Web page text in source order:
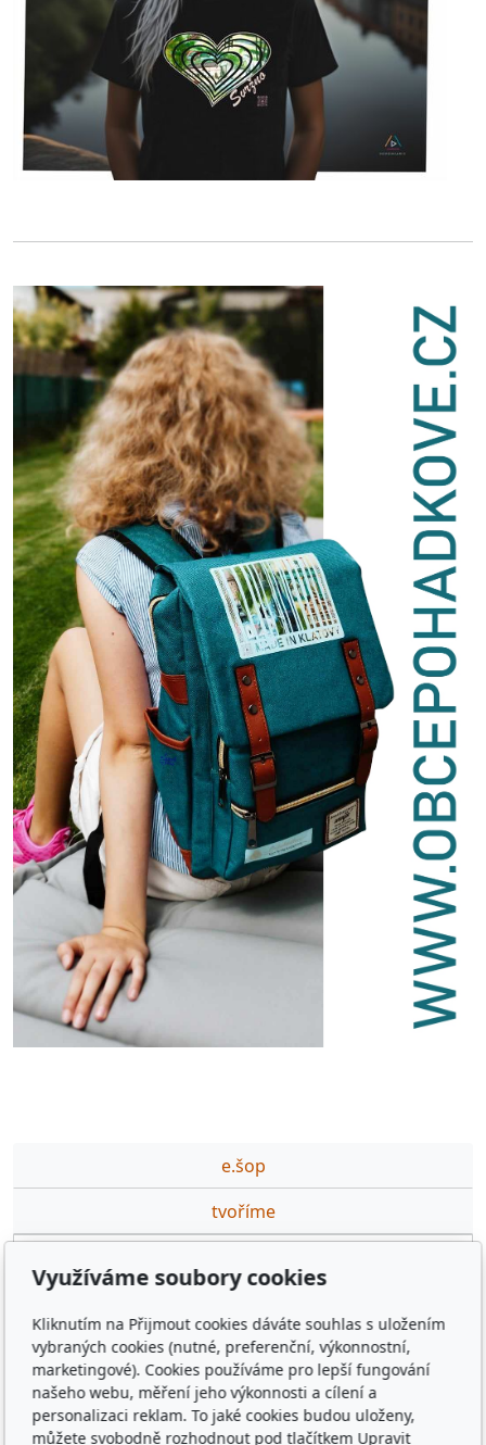
e.šop
tvoříme
ceník DTP,GFX prací
výuka·na·míru
kontakt
Využíváme soubory cookies
Kliknutím na Přijmout cookies dáváte souhlas s uložením
vybraných cookies (nutné, preferenční, výkonnostní,
marketingové). Cookies používáme pro lepší fungování
našeho webu, měření jeho výkonnosti a cílení a
personalizaci reklam. To jaké cookies budou uloženy,
můžete svobodně rozhodnout pod tlačítkem Upravit